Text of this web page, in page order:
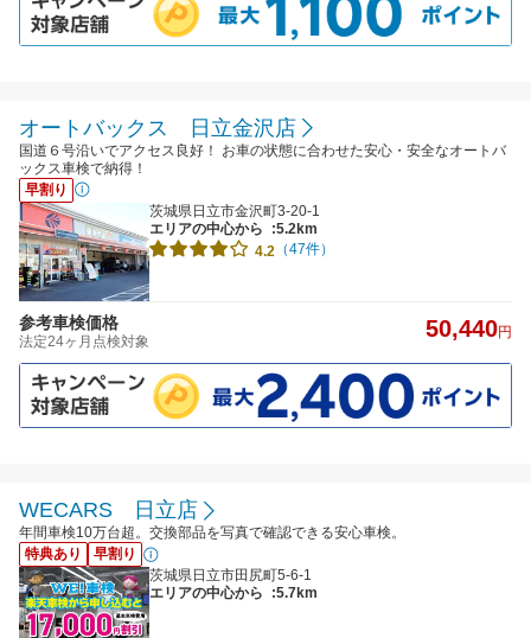
オートバックス 日立金沢店
国道６号沿いでアクセス良好！ お車の状態に合わせた安心・安全なオートバ
ックス車検で納得！
早割り
茨城県日立市金沢町3-20-1
エリアの中心から
:5.2km
4.2 （47件）
参考車検価格
法定24ヶ月点検対象 50,440円
WECARS 日立店
年間車検10万台超。交換部品を写真で確認できる安心車検。
特典あり
早割り
茨城県日立市田尻町5-6-1
エリアの中心から
:5.7km